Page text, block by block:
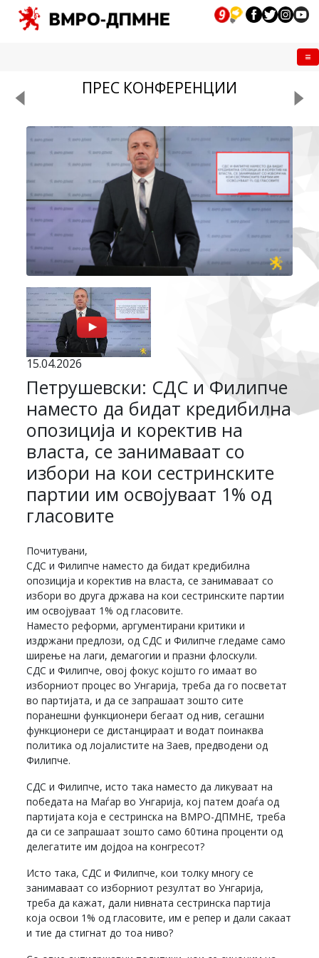
ПРЕС КОНФЕРЕНЦИИ
15.04.2026
Петрушевски: СДС и Филипче
наместо да бидат кредибилна
опозиција и коректив на
власта, се занимаваат со
избори на кои сестринските
партии им освојуваат 1% од
гласовите
Почитувани,
СДС и Филипче наместо да бидат кредибилна
опозиција и коректив на власта, се занимаваат со
избори во друга држава на кои сестринските партии
им освојуваат 1% од гласовите.
Наместо реформи, аргументирани критики и
издржани предлози, од СДС и Филипче гледаме само
ширење на лаги, демагогии и празни флоскули.
СДС и Филипче, овој фокус којшто го имаат во
изборниот процес во Унгарија, треба да го посветат
во партијата, и да се запрашаат зошто сите
поранешни функционери бегаат од нив, сегашни
функционери се дистанцираат и водат поинаква
политика од лојалистите на Заев, предводени од
Филипче.
СДС и Филипче, исто така наместо да ликуваат на
победата на Маѓар во Унгарија, кој патем доаѓа од
партијата која е сестринска на ВМРО-ДПМНЕ, треба
да си се запрашаат зошто само 60тина проценти од
делегатите им дојдоа на конгресот?
Исто така, СДС и Филипче, кои толку многу се
занимаваат со изборниот резултат во Унгарија,
треба да кажат, дали нивната сестринска партија
која освои 1% од гласовите, им е репер и дали сакаат
и тие да стигнат до тоа ниво?